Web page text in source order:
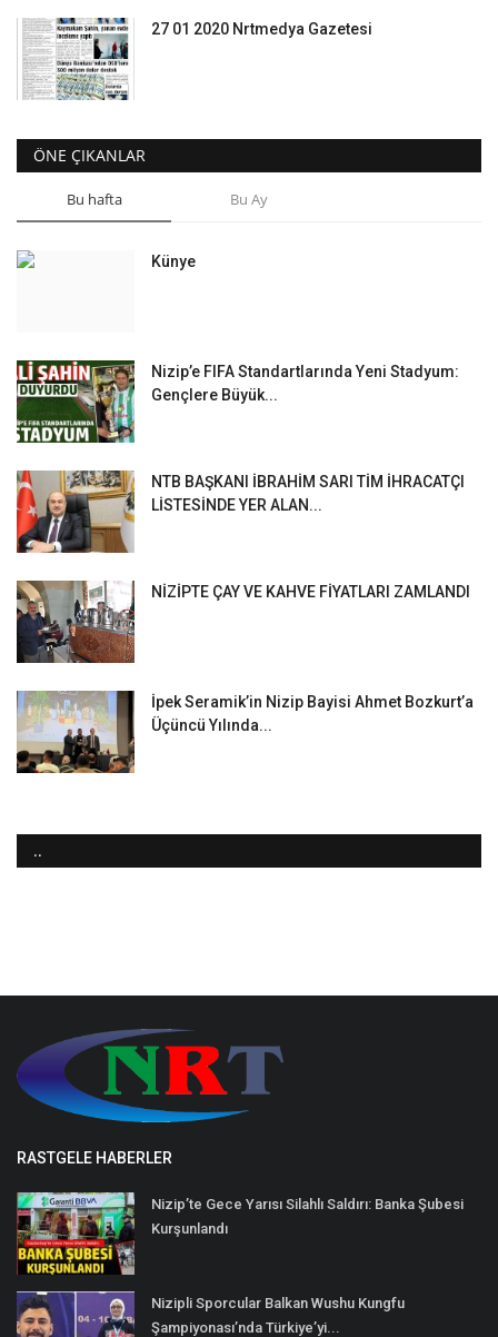
27 01 2020 Nrtmedya Gazetesi
ÖNE ÇIKANLAR
Bu hafta Bu Ay
Künye
Nizip’e FIFA Standartlarında Yeni Stadyum:
Gençlere Büyük...
NTB BAŞKANI İBRAHİM SARI TİM İHRACATÇI
LİSTESİNDE YER ALAN...
NİZİPTE ÇAY VE KAHVE FİYATLARI ZAMLANDI
İpek Seramik’in Nizip Bayisi Ahmet Bozkurt’a
Üçüncü Yılında...
..
RASTGELE HABERLER
Nizip’te Gece Yarısı Silahlı Saldırı: Banka Şubesi
Kurşunlandı
Nizipli Sporcular Balkan Wushu Kungfu
Şampiyonası’nda Türkiye’yi...